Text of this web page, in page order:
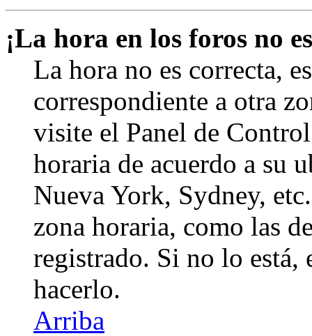
¡La hora en los foros no
La hora no es correcta,
correspondiente a otra
visite el Panel de
horaria de acuerdo a su
Nueva York, Sydney,
zona horaria, como las
registrado. Si no lo está,
hacerlo.
Arriba